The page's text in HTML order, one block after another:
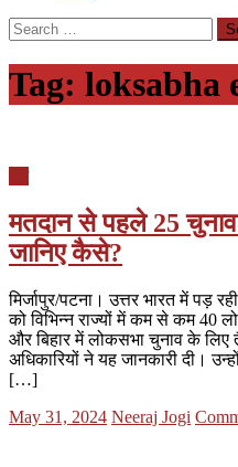
Search
for:
Tag: loksabha
मतदान से पहले 25 चुनाव
जानिए कैसे?
मिर्जापुर/पटना। उत्तर भारत में पड़
को विभिन्न राज्यों में कम से कम 40
और बिहार में लोकसभा चुनाव के लिए
अधिकारियों ने यह जानकारी दी।
[…]
Posted
May 31, 2024 Author
Neeraj Jogi